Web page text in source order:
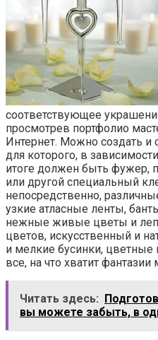
соответствующее
просмотрев портфолио
Интернет. Можно создать
для которого, в
итоге должен быть фужер,
или другой специальный
непосредственно,
узкие атласные ленты,
нежные живые цветы и
цветов, искусственный и
и мелкие бусинки, цветные
все, на что хватит фантазии
Читать здесь:
вы можете забыть, в